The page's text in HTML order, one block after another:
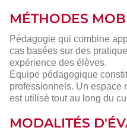
MÉTHODES
Pédagogie qui combine
cas basées sur des
expérience des élèves.
Équipe pédagogique
professionnels. Un espace
est utilisé tout au long du
MODALITÉS